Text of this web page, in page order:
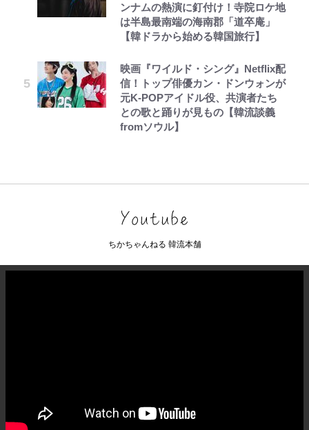
ンナムの熱演に釘付け！寺院ロケ地
は半島最南端の海南郡「道卒庵」
【韓ドラから始める韓国旅行】
映画『ワイルド・シング』Netflix配
信！トップ俳優カン・ドンウォンが
元K-POPアイドル役、共演者たち
との歌と踊りが見もの【韓流談義
fromソウル】
ちかちゃんねる 韓流本舗